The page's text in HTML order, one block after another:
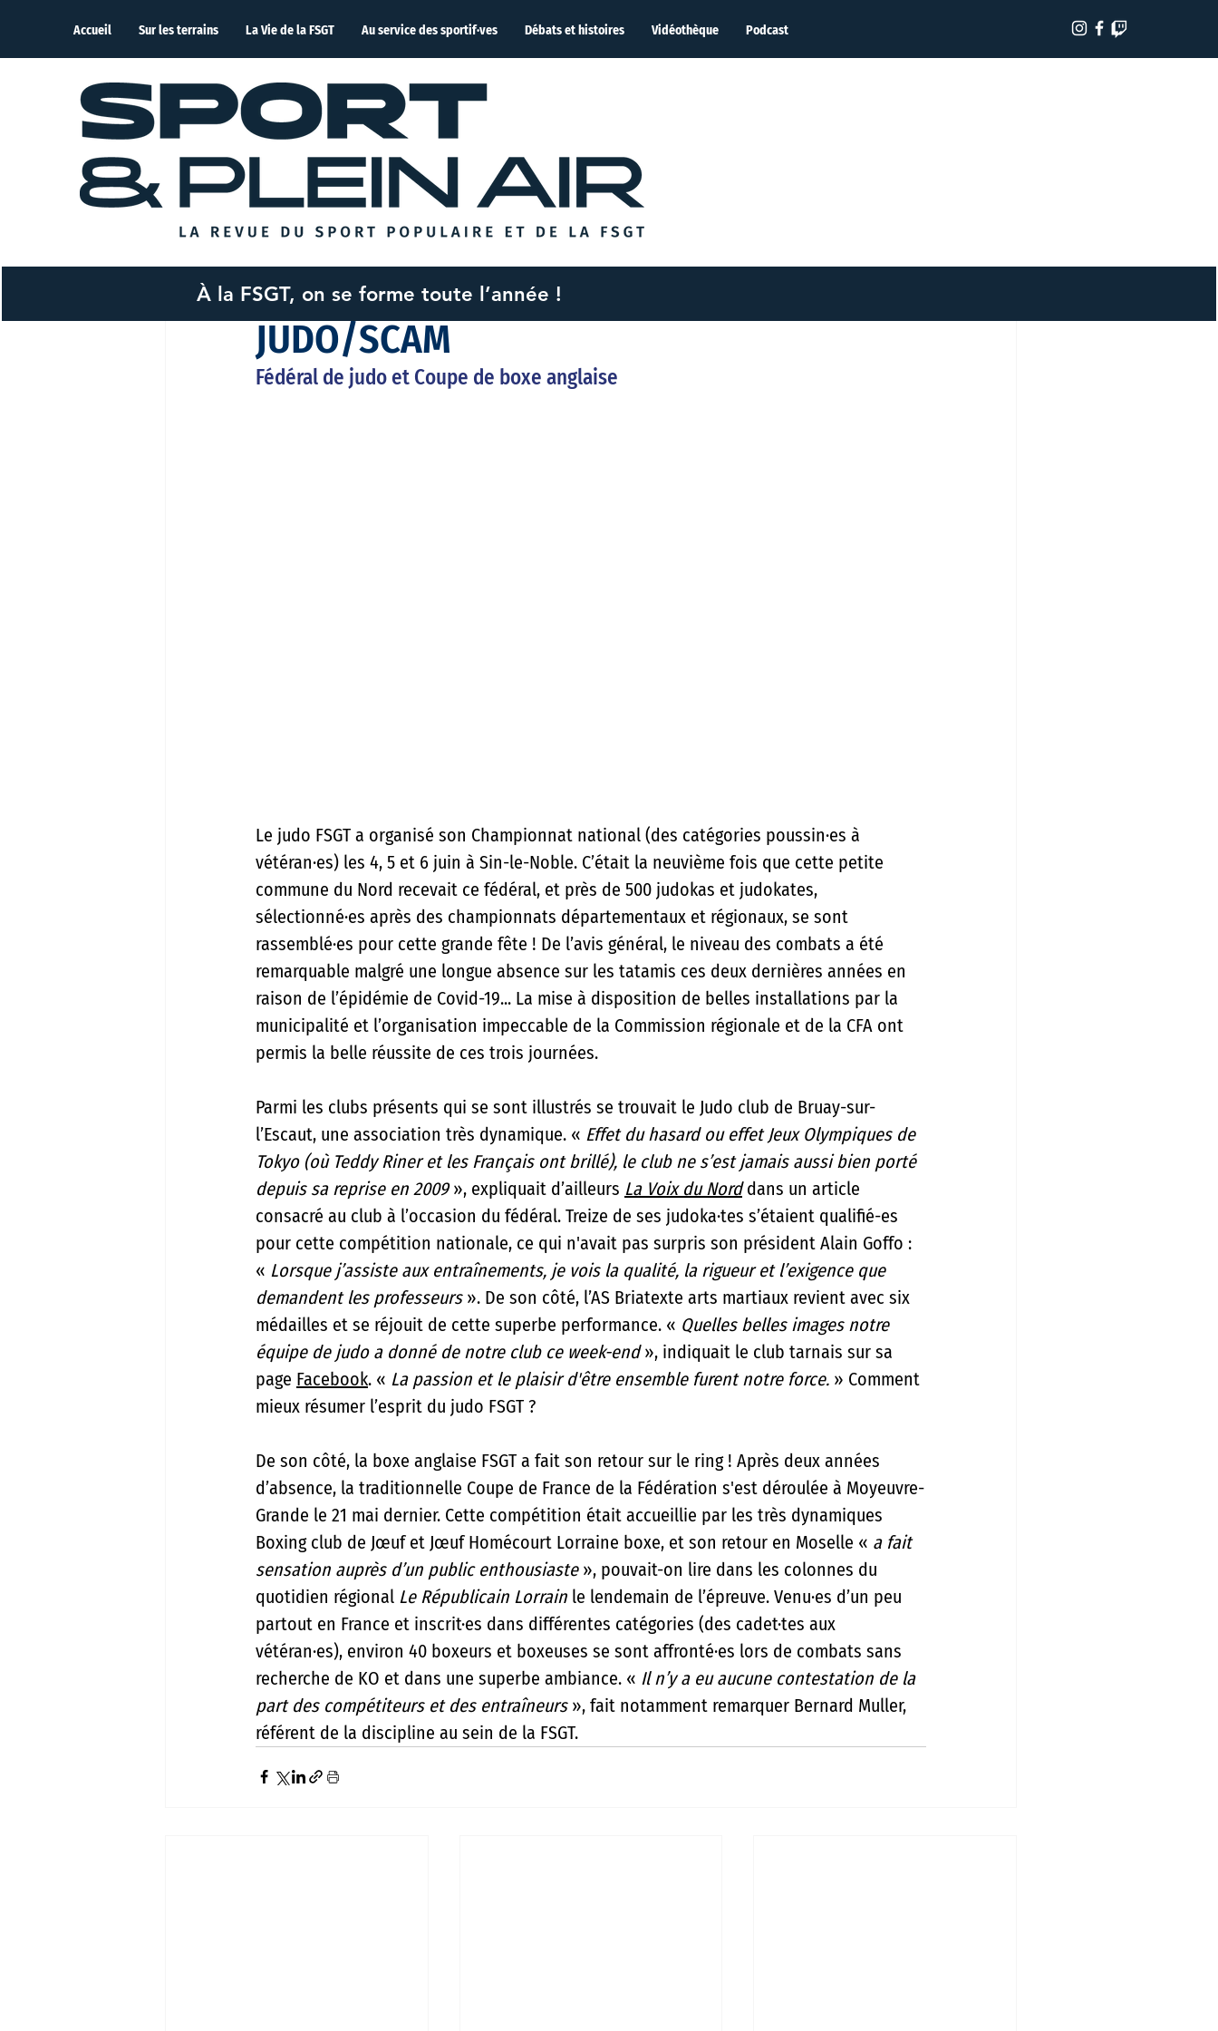
Accueil Sur les terrains La Vie de la FSGT Au service des sportif·ves Débats et histoires Vidéothèque Podcast
JUDO/SCAM
Nicolas Kssis 6 juin 2022 2 min de lecture
Fédéral de judo et Coupe de boxe anglaise
Le judo FSGT a organisé son Championnat national (des catégories poussin·es à
vétéran·es) les 4, 5 et 6 juin à Sin-le-Noble. C’était la neuvième fois que cette petite
commune du Nord recevait ce fédéral, et près de 500 judokas et judokates,
sélectionné·es après des championnats départementaux et régionaux, se sont
rassemblé·es pour cette grande fête ! De l’avis général, le niveau des combats a été
remarquable malgré une longue absence sur les tatamis ces deux dernières années en
raison de l’épidémie de Covid-19... La mise à disposition de belles installations par la
municipalité et l’organisation impeccable de la Commission régionale et de la CFA ont
permis la belle réussite de ces trois journées.
Parmi les clubs présents qui se sont illustrés se trouvait le Judo club de Bruay-sur-
l’Escaut, une association très dynamique. « Effet du hasard ou effet Jeux Olympiques de
Tokyo (où Teddy Riner et les Français ont brillé), le club ne s’est jamais aussi bien porté
depuis sa reprise en 2009 », expliquait d’ailleurs La Voix du Nord dans un article
consacré au club à l’occasion du fédéral. Treize de ses judoka·tes s’étaient qualifié-es
pour cette compétition nationale, ce qui n'avait pas surpris son président Alain Goffo :
« Lorsque j’assiste aux entraînements, je vois la qualité, la rigueur et l’exigence que
demandent les professeurs ». De son côté, l’AS Briatexte arts martiaux revient avec six
médailles et se réjouit de cette superbe performance. « Quelles belles images notre
équipe de judo a donné de notre club ce week-end », indiquait le club tarnais sur sa
page Facebook. « La passion et le plaisir d'être ensemble furent notre force. » Comment
mieux résumer l’esprit du judo FSGT ?
De son côté, la boxe anglaise FSGT a fait son retour sur le ring ! Après deux années
d’absence, la traditionnelle Coupe de France de la Fédération s'est déroulée à Moyeuvre-
Grande le 21 mai dernier. Cette compétition était accueillie par les très dynamiques
Boxing club de Jœuf et Jœuf Homécourt Lorraine boxe, et son retour en Moselle « a fait
sensation auprès d’un public enthousiaste », pouvait-on lire dans les colonnes du
quotidien régional Le Républicain Lorrain le lendemain de l’épreuve. Venu·es d’un peu
partout en France et inscrit·es dans différentes catégories (des cadet·tes aux
vétéran·es), environ 40 boxeurs et boxeuses se sont affronté·es lors de combats sans
recherche de KO et dans une superbe ambiance. « Il n’y a eu aucune contestation de la
part des compétiteurs et des entraîneurs », fait notamment remarquer Bernard Muller,
référent de la discipline au sein de la FSGT.
À la FSGT, on se forme toute l’année !